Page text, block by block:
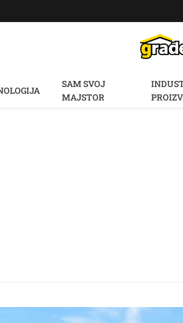
SAM SVOJ
MAJSTOR